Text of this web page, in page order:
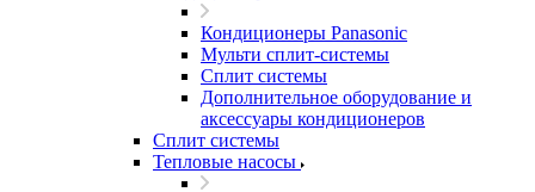
Кондиционеры Panasonic
Мульти сплит-системы
Сплит системы
Дополнительное оборудование и
аксессуары кондиционеров
Сплит системы
Тепловые насосы